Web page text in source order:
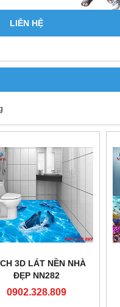
LIÊN HỆ
3D LÁT NỀN NHÀ
ĐẸP NN282
0902.328.809